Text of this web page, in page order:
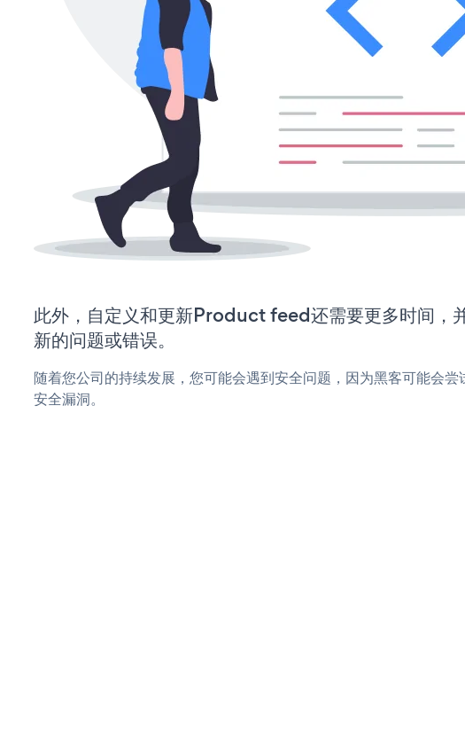
此外，自定义和更新Product feed还需要更多时间，
新的问题或错误。
随着您公司的持续发展，您可能会遇到安全问题，因为黑客可能会
安全漏洞。